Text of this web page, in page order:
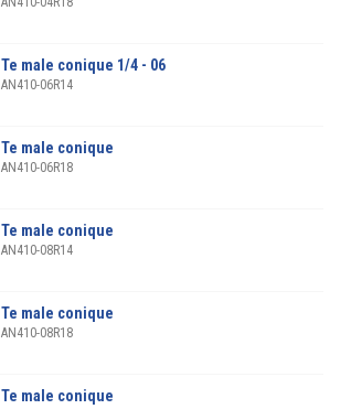
Te male conique 1/4 - 06
AN410-06R14
Te male conique
AN410-06R18
Te male conique
AN410-08R14
Te male conique
AN410-08R18
Te male conique